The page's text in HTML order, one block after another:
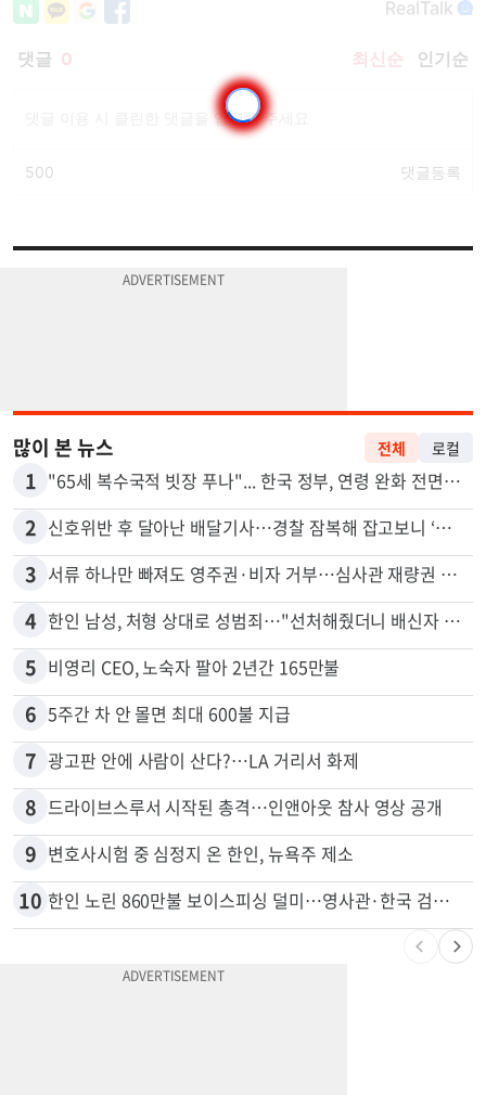
1 "65세 복수국적 빗장 푸나"... 한국 정부, 연령 완화 전면 추진
2 신호위반 후 달아난 배달기사…경찰 잠복해 잡고보니 ‘반전’
3 서류 하나만 빠져도 영주권·비자 거부…심사관 재량권 대폭 확대
4
5 비영리 CEO, 노숙자 팔아 2년간 165만불
6 5주간 차 안 몰면 최대 600불 지급
7 광고판 안에 사람이 산다?…LA 거리서 화제
8 드라이브스루서 시작된 총격…인앤아웃 참사 영상 공개
9 변호사시험 중 심정지 온 한인, 뉴욕주 제소
한인 노린 860만불 보이스피싱 덜미…영사관·한국 검찰 사칭